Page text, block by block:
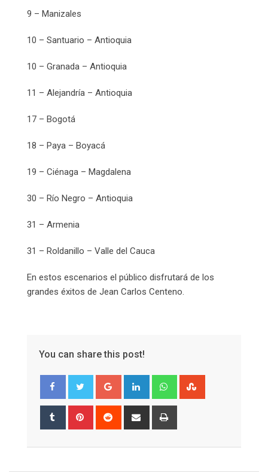
9 – Manizales
10 – Santuario – Antioquia
10 – Granada – Antioquia
11 – Alejandría – Antioquia
17 – Bogotá
18 – Paya – Boyacá
19 – Ciénaga – Magdalena
30 – Río Negro – Antioquia
31 – Armenia
31 – Roldanillo – Valle del Cauca
En estos escenarios el público disfrutará de los
grandes éxitos de Jean Carlos Centeno.
You can share this post!
Google+ LinkedIn Whatsapp
Tumblr Pinterest Reddit
Share